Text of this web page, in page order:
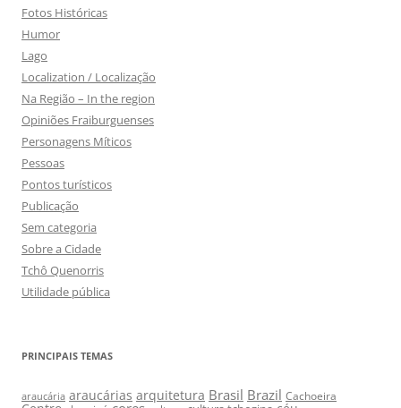
Fotos Históricas
Humor
Lago
Localization / Localização
Na Região – In the region
Opiniões Fraiburguenses
Personagens Míticos
Pessoas
Pontos turísticos
Publicação
Sem categoria
Sobre a Cidade
Tchô Quenorris
Utilidade pública
PRINCIPAIS TEMAS
araucária araucárias arquitetura Brasil Brazil Cachoeira